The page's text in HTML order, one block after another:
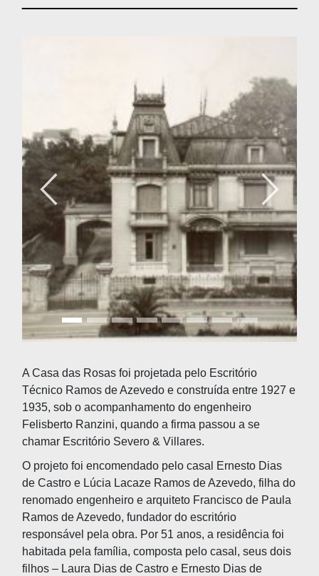
A Casa das Rosas foi projetada pelo Escritório
Técnico Ramos de Azevedo e construída entre 1927 e
1935, sob o acompanhamento do engenheiro
Felisberto Ranzini, quando a firma passou a se
chamar Escritório Severo & Villares.
O projeto foi encomendado pelo casal Ernesto Dias
de Castro e Lúcia Lacaze Ramos de Azevedo, filha do
renomado engenheiro e arquiteto Francisco de Paula
Ramos de Azevedo, fundador do escritório
responsável pela obra. Por 51 anos, a residência foi
habitada pela família, composta pelo casal, seus dois
filhos – Laura Dias de Castro e Ernesto Dias de
Anterior Próximo